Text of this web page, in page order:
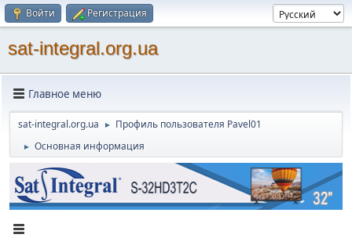
Войти Регистрация
sat-integral.org.ua
Главное меню
sat-integral.org.ua ► Профиль пользователя Pavel01
► Основная информация